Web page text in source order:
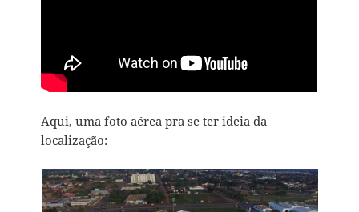
Aqui, uma foto aérea pra se ter ideia da
localização: